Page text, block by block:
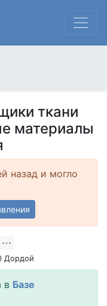
ткани
материалы
назад и могло
Дордой
в Базе